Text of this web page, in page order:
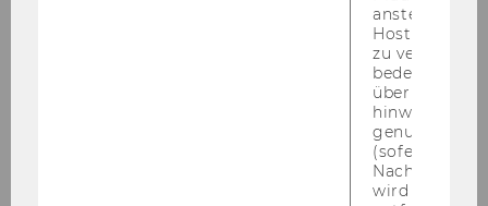
anstelle des
Hostnamens
zu
bedeutet,
über
hinweg
genutzt
(sofern
Nach dieser
wird das